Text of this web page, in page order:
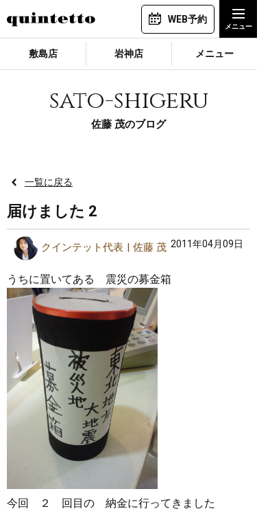
WEB予約
敷島店 岩神店 メニュー
sato-shigeru
佐藤 茂のブログ
一覧に戻る
届けました 2
クインテット代表 佐藤 茂 2011年04月09日
うちに置いてある 震災の募金箱
今回 ２ 回目の 納金に行ってきました